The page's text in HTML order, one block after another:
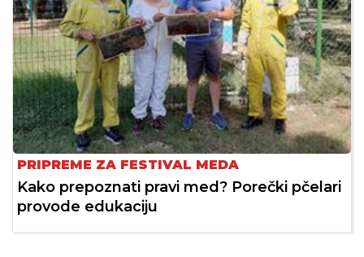
PRIPREME ZA FESTIVAL MEDA
Kako prepoznati pravi med? Porečki pčelari
provode edukaciju